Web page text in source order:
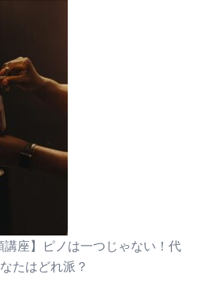
講座】ピノは一つじゃない！代
たはどれ派？